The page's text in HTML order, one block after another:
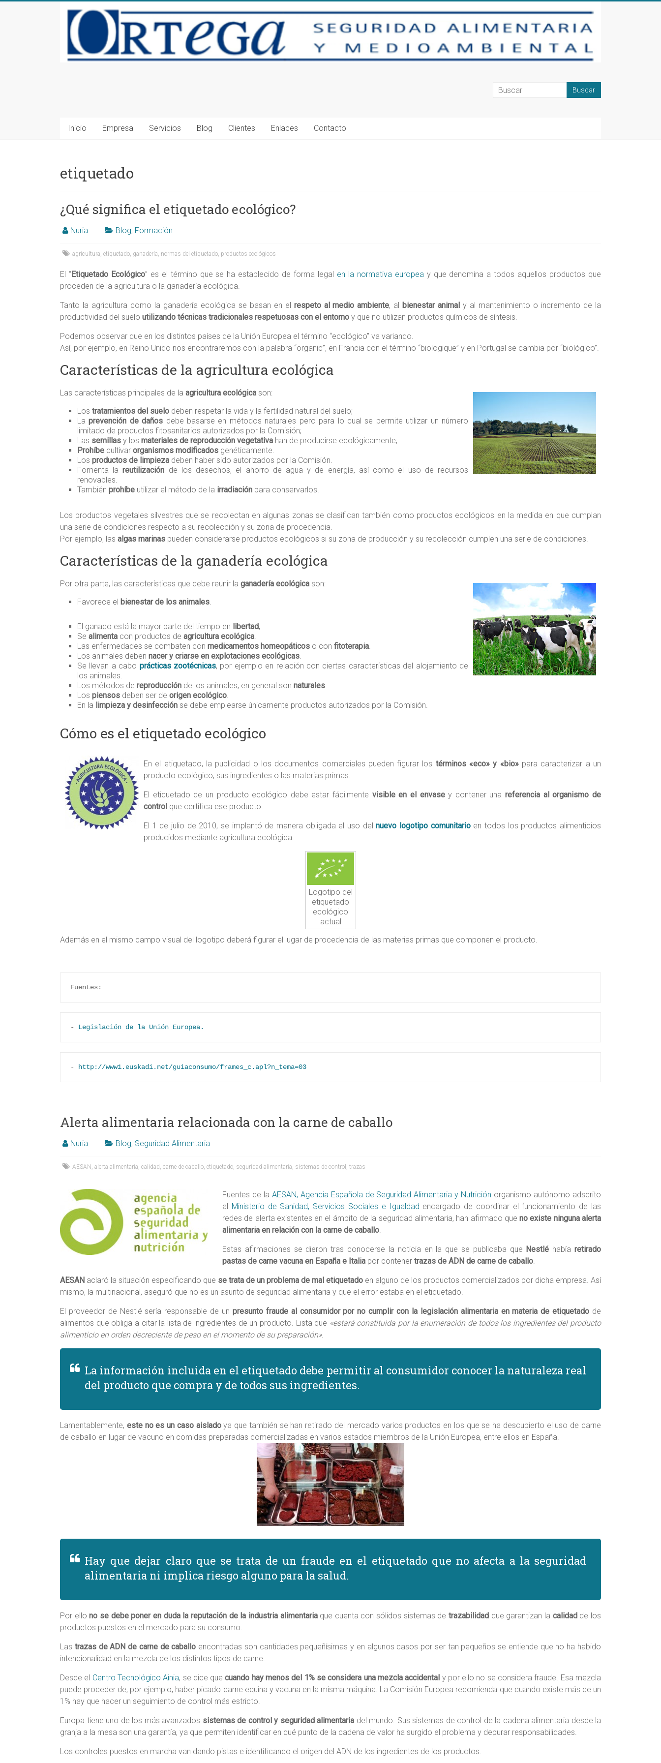
Seguridad
y
Medioambiente
en
Alicante,
Elche,
Ortega
Inicio Empresa Servicios Blog Clientes Enlaces Contacto
etiquetado
¿Qué significa el etiquetado ecológico?
Nuria Blog, Formación
agricultura, etiquetado, ganadería, normas del etiquetado, productos ecológicos
El “Etiquetado Ecológico” es el término que se ha establecido de forma legal en la normativa europeay que denomina a todos aquellos productos que
proceden de la agricultura o la ganadería ecológica.
Tanto la agricultura como la ganadería ecológica se basan en el respeto al medio ambiente, al bienestar animal y al mantenimiento o incremento de la
productividad del suelo utilizando técnicas tradicionales respetuosas con el entorno y que no utilizan productos químicos de síntesis.
Podemos observar que en los distintos países de la Unión Europea el término “ecológico” va variando.
Así, por ejemplo, en Reino Unido nos encontraremos con la palabra “organic”, en Francia con el término “biologique” y en Portugal se cambia por “biológico”.
Características de la agricultura ecológica
Las características principales de la agricultura ecológica son:
Los tratamientos del suelo deben respetar la vida y la fertilidad natural del suelo;
Laprevención de daños debe basarse en métodos naturales pero para lo cual se permite utilizar un número
limitado de productos fitosanitarios autorizados por la Comisión;
Las semillas y los materiales de reproducción vegetativa han de producirse ecológicamente;
Prohíbe cultivar organismos modificados genéticamente.
Los productos de limpieza deben haber sido autorizados por la Comisión.
Fomenta lareutilización de los desechos, el ahorro de agua y de energía, así como el uso de recursos
renovables.
También prohíbe utilizar el método de la irradiación para conservarlos.
Los productos vegetales silvestres que se recolectan en algunas zonas se clasifican también como productos ecológicos en la medida en que cumplan
una serie de condiciones respecto a su recolección y su zona de procedencia.
Por ejemplo, las algas marinas pueden considerarse productos ecológicos si su zona de producción y su recolección cumplen una serie de condiciones.
Características de la ganadería ecológica
Por otra parte, las características que debe reunir la ganadería ecológica son:
Favorece el bienestar de los animales.
El ganado está la mayor parte del tiempo en libertad,
Se alimenta con productos de agricultura ecológica.
Las enfermedades se combaten con medicamentos homeopáticos o con fitoterapia.
Los animales deben nacer y criarse en explotaciones ecológicas.
Se llevan a cabo prácticas zootécnicas, por ejemplo en relación con ciertas características del alojamiento de
los animales.
Los métodos de reproducción de los animales, en general son naturales.
Los piensos deben ser de origen ecológico.
En la limpieza y desinfección se debe emplearse únicamente productos autorizados por la Comisión.
Cómo es el etiquetado ecológico
En el etiquetado, la publicidad o los documentos comerciales pueden figurar los términos «eco» y «bio»para caracterizar a un
producto ecológico, sus ingredientes o las materias primas.
El etiquetado de un producto ecológico debe estar fácilmente visible en el envasey contener unareferencia al organismo de
control que certifica ese producto.
El 1 de julio de 2010, se implantó de manera obligada el uso delnuevo logotipo comunitarioen todos los productos alimenticios
producidos mediante agricultura ecológica.
Logotipo del
etiquetado
ecológico
actual
Además en el mismo campo visual del logotipo deberá figurar el lugar de procedencia de las materias primas que componen el producto.
Fuentes:
- Legislación de la Unión Europea.
- http://www1.euskadi.net/guiaconsumo/frames_c.apl?n_tema=03
Alerta alimentaria relacionada con la carne de caballo
Nuria Blog, Seguridad Alimentaria
AESAN alerta alimentaria calidad carne de caballo etiquetado seguridad alimentaria sistemas de control trazas
Fuentes de la AESAN, Agencia Española de Seguridad Alimentaria y Nutrición organismo autónomo adscrito
al Ministerio de Sanidad, Servicios Sociales e Igualdad encargado de coordinar el funcionamiento de las
redes de alerta existentes en el ámbito de la seguridad alimentaria, han afirmado queno existe ninguna alerta
alimentaria en relación con la carne de caballo
Estas afirmaciones se dieron tras conocerse la noticia en la que se publicaba que Nestlé había retirado
pastas de carne vacuna en España e Italia por contener trazas de ADN de carne de caballo
AESAN aclaró la situación especificando que se trata de un problema de mal etiquetado en alguno de los productos comercializados por dicha empresa. Así
mismo, la multinacional, aseguró que no es un asunto de seguridad alimentaria y que el error estaba en el etiquetado.
El proveedor de Nestlé sería responsable de un presunto fraude al consumidor por no cumplir con la legislación alimentaria en materia de etiquetado de
alimentos que obliga a citar la lista de ingredientes de un producto. Lista que «estará constituida por la enumeración de todos los ingredientes del producto
alimenticio en orden decreciente de peso en el momento de su preparación».
La información incluida en el etiquetado debe permitir al consumidor conocer la naturaleza real
del producto que compra y de todos sus ingredientes.
Lamentablemente, este no es un caso aisladoya que también se han retirado del mercado varios productos en los que se ha descubierto el uso de carne
de caballo en lugar de vacuno en comidas preparadas comercializadas en varios estados miembros de la Unión Europea, entre ellos en España.
Hay que dejar claro que se trata de un fraude en el etiquetado que no afecta a la seguridad
alimentaria ni implica riesgo alguno para la salud.
Por ellono se debe poner en duda la reputación de la industria alimentariaque cuenta con sólidos sistemas detrazabilidad que garantizan la calidadde los
productos puestos en el mercado para su consumo.
Las trazas de ADN de carne de caballo encontradas son cantidades pequeñísimas y en algunos casos por ser tan pequeños se entiende que no ha habido
intencionalidad en la mezcla de los distintos tipos de carne.
Desde el Centro Tecnológico Ainia, se dice quecuando hay menos del 1% se considera una mezcla accidental y por ello no se considera fraude. Esa mezcla
puede proceder de, por ejemplo, haber picado carne equina y vacuna en la misma máquina. La Comisión Europea recomienda que cuando existe más de un
1% hay que hacer un seguimiento de control más estricto.
Europa tiene uno de los más avanzados sistemas de control y seguridad alimentaria del mundo. Sus sistemas de control de la cadena alimentaria desde la
granja a la mesa son una garantía, ya que permiten identificar en qué punto de la cadena de valor ha surgido el problema y depurar responsabilidades.
Los controles puestos en marcha van dando pistas e identificando el origen del ADN de los ingredientes de los productos.